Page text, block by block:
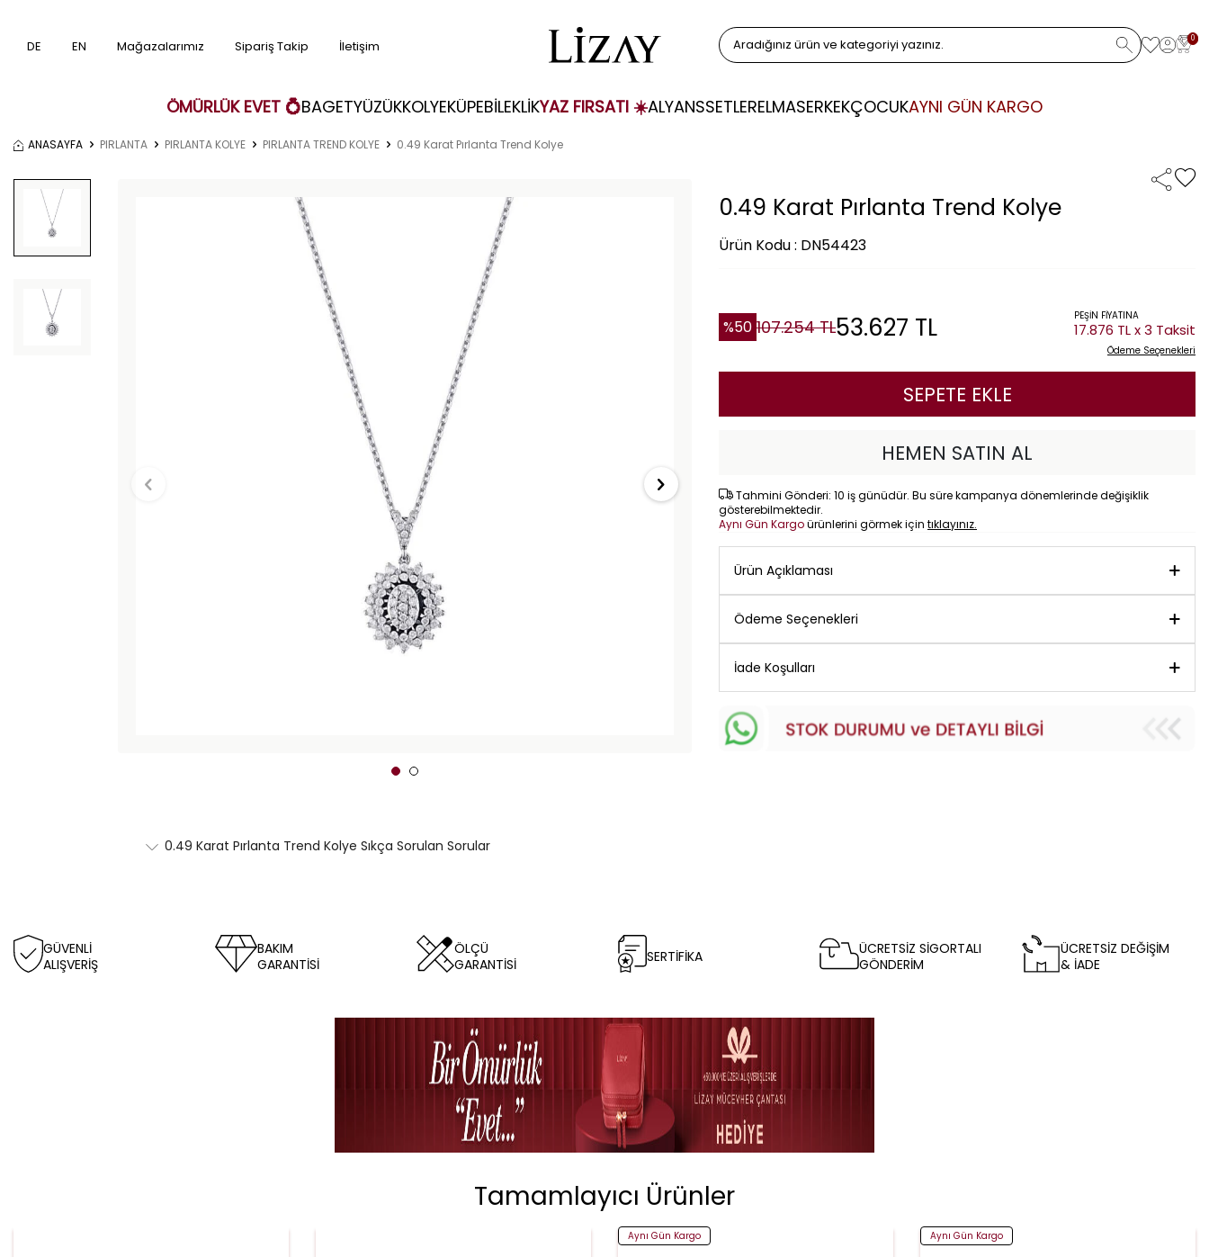
DE EN Mağazalarımız Sipariş Takip İletişim 0
ÖMÜRLÜK EVET 💍BAGETYÜZÜKKOLYEKÜPEBİLEKLİKYAZ FIRSATI ☀️ALYANSSETLERELMASERKEKÇOCUKAYNI GÜN KARGO
ANASAYFA PIRLANTA PIRLANTA KOLYE PIRLANTA TREND KOLYE 0.49 Karat Pırlanta Trend Kolye
0.49 Karat Pırlanta Trend Kolye
Ürün Kodu : DN54423
%50 107.254TL53.627 TL PEŞİN FİYATINA
17.876 TL x 3 Taksit
Ödeme Seçenekleri
SEPETE EKLE
HEMEN SATIN AL
Tahmini Gönderi: 10 iş günüdür. Bu süre kampanya dönemlerinde değişiklik
gösterebilmektedir.
Aynı Gün Kargoürünlerini görmek için tıklayınız.
Ürün Açıklaması
Ödeme Seçenekleri
İade Koşulları
0.49 Karat Pırlanta Trend Kolye Sıkça Sorulan Sorular
GÜVENLİ
ALIŞVERİŞ
BAKIM
GARANTİSİ
ÖLÇÜ
GARANTİSİ
SERTİFİKA
ÜCRETSİZ SİGORTALI
GÖNDERİM
ÜCRETSİZ DEĞİŞİM
& İADE
Tamamlayıcı Ürünler
Aynı Gün Kargo Aynı Gün Kargo